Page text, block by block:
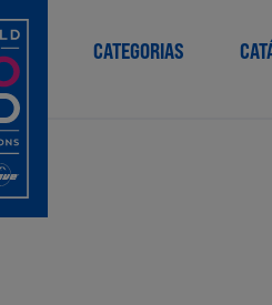
CATEGORIAS